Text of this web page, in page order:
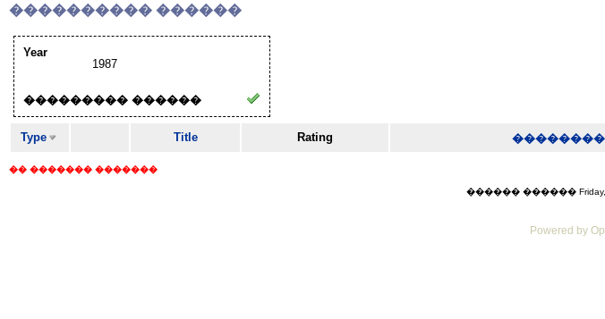
���������� ������
Year
1987
��������� ������
Type Title Rating ��������
�� ������� �������
������ ������ Friday,
Powered by